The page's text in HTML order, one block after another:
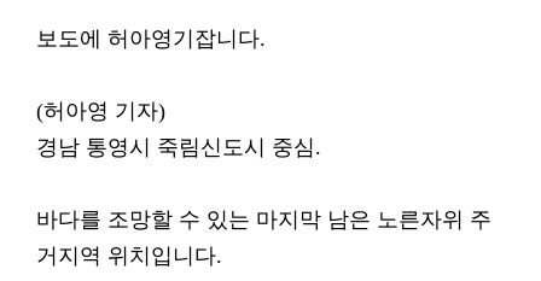
보도에 허아영기잡니다.
(허아영 기자)
경남 통영시 죽림신도시 중심.
바다를 조망할 수 있는 마지막 남은 노른자위 주
거지역 위치입니다.